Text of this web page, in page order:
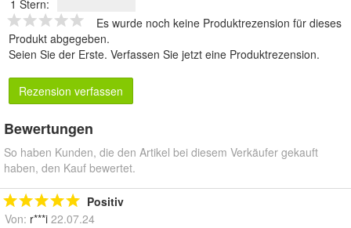
1 Stern:
Es wurde noch keine Produktrezension für dieses
Produkt abgegeben.
Seien Sie der Erste. Verfassen Sie jetzt eine Produktrezension.
Rezension verfassen
Bewertungen
So haben Kunden, die den Artikel bei diesem Verkäufer gekauft
haben, den Kauf bewertet.
Positiv
Von: r***i 22.07.24